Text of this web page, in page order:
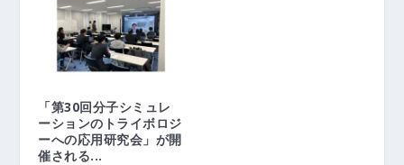
「第30回分子シミュレ
ーションのトライボロジ
ーへの応用研究会」が開
催される...